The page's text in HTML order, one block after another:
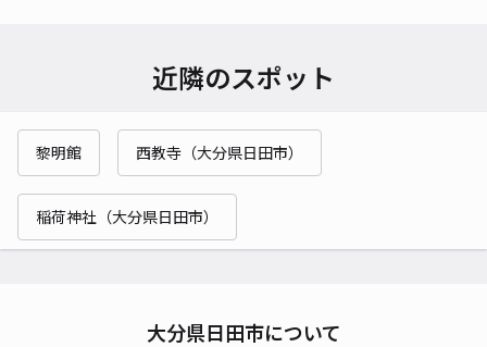
近隣のスポット
黎明館 西教寺（大分県日田市）
稲荷神社（大分県日田市）
大分県日田市について